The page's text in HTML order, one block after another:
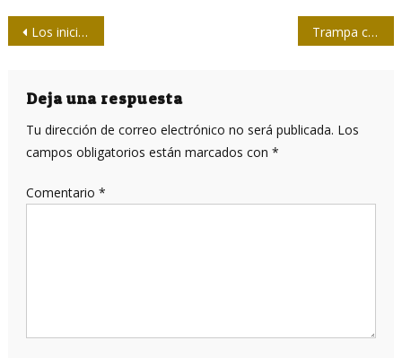
Navegación
entradas
Los inicios, un antes y después en la profesión del periodista Trampa cazabobos
Deja una respuesta
Tu dirección de correo electrónico no será publicada. Los
campos obligatorios están marcados con *
Comentario *